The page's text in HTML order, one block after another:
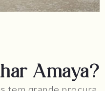
Amaya?